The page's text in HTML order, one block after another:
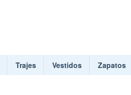
Trajes Vestidos Zapatos